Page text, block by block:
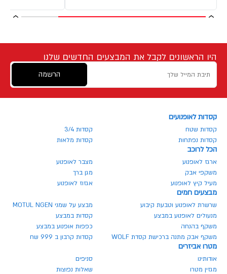
היו הראשונים לקבל את המבצעים החדשים שלנו
הרשמה
קסדות לאופנועים
קסדות שטח
קסדות 3/4
קסדות נפתחות
קסדות מלאות
הכל לרוכב
ארגז לאופנוע
מצבר לאופנוע
משקפי אבק
מגן ברך
מעיל קיץ לאופנוע
אגזוז לאופנוע
מבצעים חמים
שרשרת לאופנוע וטבעת קיבוע
מבצע על שמני MOTUL NGEN
מנעולים לאופנוע במבצע
קסדות במבצע
משקף בהנחה
כפפות אופנוע במבצע
משקף אבק מתנה ברכישת קסדת WOLF
קסדות קרבון ב 999 שח
מטרו אביזרים
אודותינו
סניפים
מגזין מטרו
שאלות נפוצות